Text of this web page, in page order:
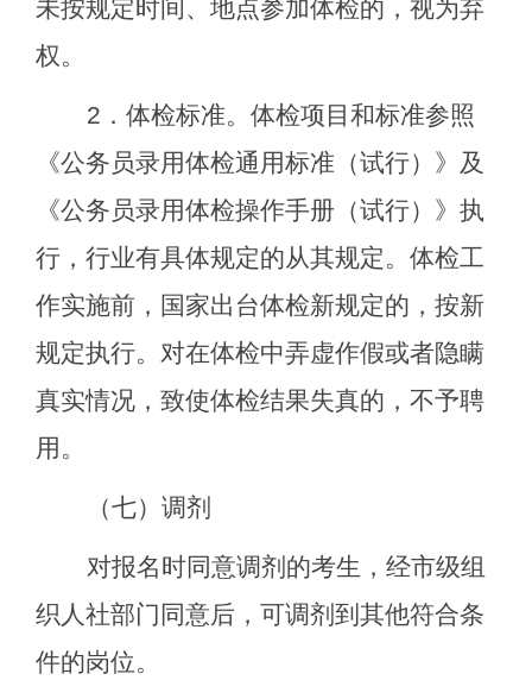
未按规定时间、地点参加体检的，视为弃
权。
2 ．体检标准。体检项目和标准参照
《公务员录用体检通用标准（试行）》及
《公务员录用体检操作手册（试行）》执
行，行业有具体规定的从其规定。体检工
作实施前，国家出台体检新规定的，按新
规定执行。对在体检中弄虚作假或者隐瞒
真实情况，致使体检结果失真的，不予聘
用。
（七）调剂
对报名时同意调剂的考生，经市级组
织人社部门同意后，可调剂到其他符合条
件的岗位。